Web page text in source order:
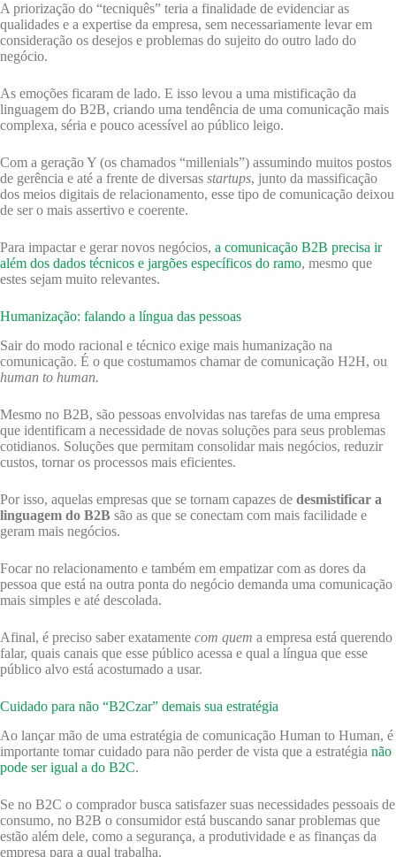
A priorização do “tecniquês” teria a finalidade de evidenciar as
qualidades e a expertise da empresa, sem necessariamente levar em
consideração os desejos e problemas do sujeito do outro lado do
negócio.
As emoções ficaram de lado. E isso levou a uma mistificação da
linguagem do B2B, criando uma tendência de uma comunicação mais
complexa, séria e pouco acessível ao público leigo.
Com a geração Y (os chamados “millenials”) assumindo muitos postos
de gerência e até a frente de diversas startups, junto da massificação
dos meios digitais de relacionamento, esse tipo de comunicação deixou
de ser o mais assertivo e coerente.
Para impactar e gerar novos negócios, a comunicação B2B precisa ir
além dos dados técnicos e jargões específicos do ramo, mesmo que
estes sejam muito relevantes.
Humanização: falando a língua das pessoas
Sair do modo racional e técnico exige mais humanização na
comunicação. É o que costumamos chamar de comunicação H2H, ou
human to human.
Mesmo no B2B, são pessoas envolvidas nas tarefas de uma empresa
que identificam a necessidade de novas soluções para seus problemas
cotidianos. Soluções que permitam consolidar mais negócios, reduzir
custos, tornar os processos mais eficientes.
Por isso, aquelas empresas que se tornam capazes de desmistificar a
linguagem do B2B são as que se conectam com mais facilidade e
geram mais negócios.
Focar no relacionamento e também em empatizar com as dores da
pessoa que está na outra ponta do negócio demanda uma comunicação
mais simples e até descolada.
Afinal, é preciso saber exatamente com quem a empresa está querendo
falar, quais canais que esse público acessa e qual a língua que esse
público alvo está acostumado a usar.
Cuidado para não “B2Czar” demais sua estratégia
Ao lançar mão de uma estratégia de comunicação Human to Human, é
importante tomar cuidado para não perder de vista que a estratégia não
pode ser igual a do B2C.
Se no B2C o comprador busca satisfazer suas necessidades pessoais de
consumo, no B2B o consumidor está buscando sanar problemas que
estão além dele, como a segurança, a produtividade e as finanças da
empresa para a qual trabalha.